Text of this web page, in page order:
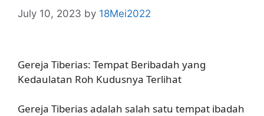
July 10, 2023 by 18Mei2022
Gereja Tiberias: Tempat Beribadah yang
Kedaulatan Roh Kudusnya Terlihat
Gereja Tiberias adalah salah satu tempat ibadah